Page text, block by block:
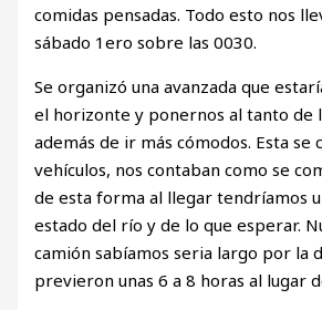
comidas pensadas. Todo esto nos
sábado 1ero sobre las 0030.
Se organizó una avanzada que
el horizonte y ponernos al tanto de
además de ir más cómodos. Esta se
vehículos, nos contaban como se
de esta forma al llegar tendríamos
estado del río y de lo que esperar.
camión sabíamos seria largo por la
previeron unas 6 a 8 horas al lugar